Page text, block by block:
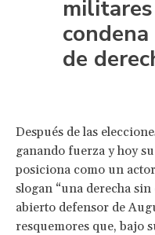
de
Después de las
ganando fuerza y ​​hoy
posiciona como un
slogan “una derecha
abierto defensor de
resquemores que, bajo